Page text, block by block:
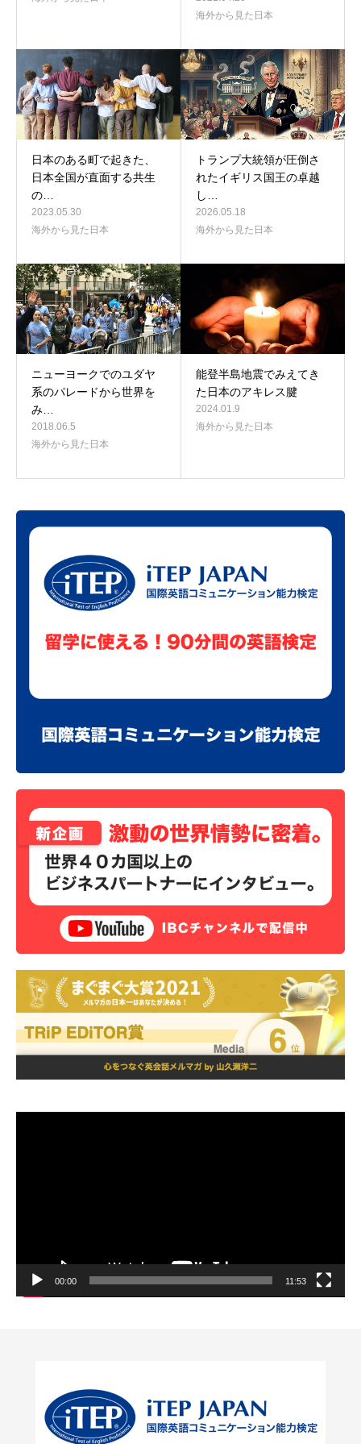
海外から見た日本
日本のある町で起きた、
日本全国が直面する共生
の…
2023.05.30
海外から見た日本
トランプ大統領が圧倒さ
れたイギリス国王の卓越
し…
2026.05.18
海外から見た日本
ニューヨークでのユダヤ
系のパレードから世界を
み…
2018.06.5
海外から見た日本
能登半島地震でみえてき
た日本のアキレス腱
2024.01.9
海外から見た日本
00:00 11:53